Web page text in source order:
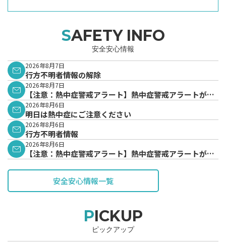
SAFETY INFO
安全安心情報
2026年8月7日
行方不明者情報の解除
2026年8月7日
【注意：熱中症警戒アラート】熱中症警戒アラートが発
表されています。
2026年8月6日
明日は熱中症にご注意ください
2026年8月6日
行方不明者情報
2026年8月6日
【注意：熱中症警戒アラート】熱中症警戒アラートが発
安全安心情報一覧
PICKUP
ピックアップ